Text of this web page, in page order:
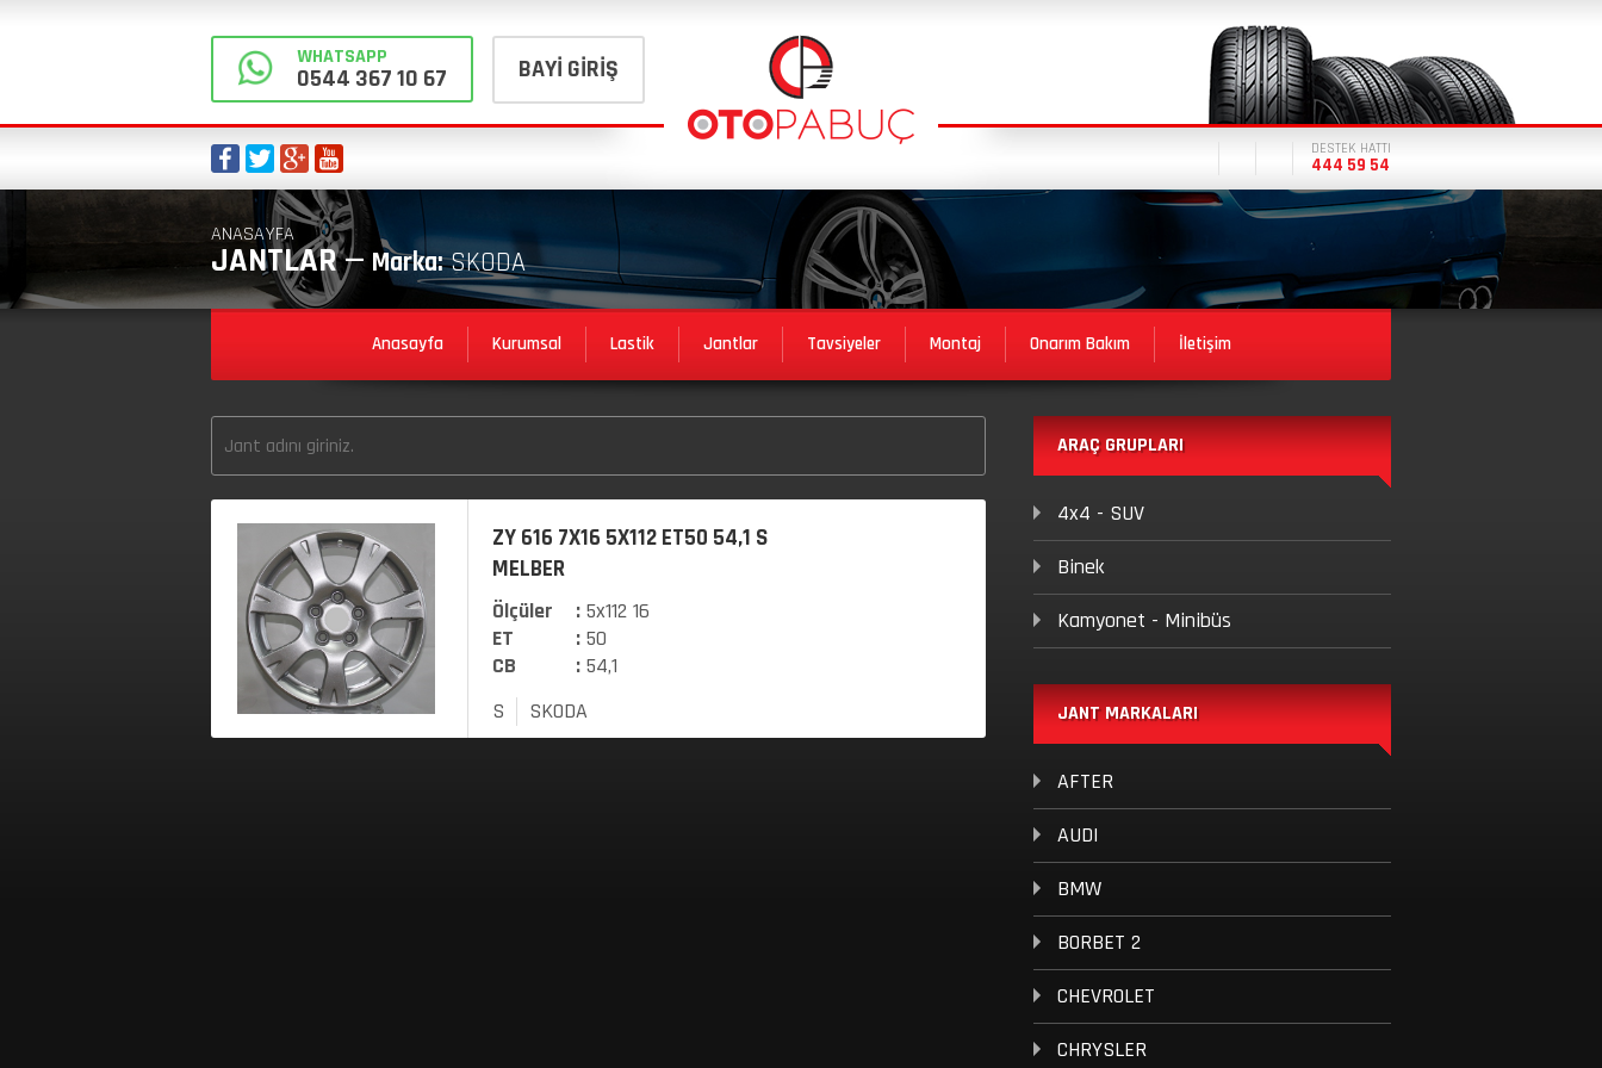
WHATSAPP
0544 367 10 67 BAYİ GİRİŞ
DESTEK HATTI
444 59 54
ANASAYFA
JANTLAR — Marka:SKODA
Anasayfa Kurumsal Lastik Jantlar Tavsiyeler Montaj Onarım Bakım İletişim
ZY 616 7X16 5X112 ET50 54,1 S
MELBER
Ölçüler : 5x112 16
ET
: 50
CB
: 54,1
S
SKODA
ARAÇ GRUPLARI
4x4 - SUV
Binek
Kamyonet - Minibüs
JANT MARKALARI
AFTER
AUDI
BMW
BORBET 2
CHEVROLET
CHRYSLER